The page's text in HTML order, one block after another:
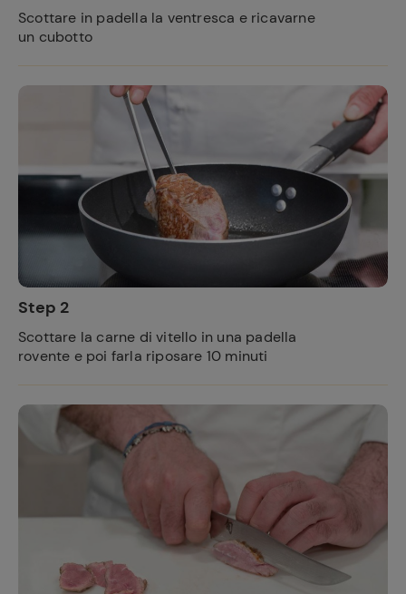
Scottare in padella la ventresca e ricavarne
un cubotto
Step 2
Scottare la carne di vitello in una padella
rovente e poi farla riposare 10 minuti